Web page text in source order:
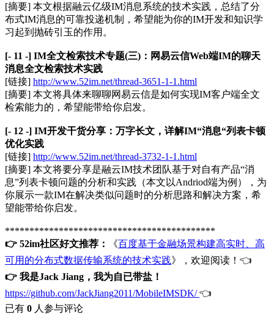
[摘要] 本文根据融云亿级IM消息系统的技术实践，总结了分
布式IM消息的可靠投递机制，希望能为你的IM开发和知识学
习起到抛砖引玉的作用。
[- 11 -] IM全文检索技术专题(三)：网易云信Web端IM的聊天
消息全文检索技术实践
[链接] http://www.52im.net/thread-3651-1-1.html
[摘要] 本文将具体来聊聊网易云信是如何实现IM客户端全文
检索能力的，希望能带给你启发。
[- 12 -] IM开发干货分享：万字长文，详解IM“消息“列表卡顿
优化实践
[链接] http://www.52im.net/thread-3732-1-1.html
[摘要] 本文将要分享是融云IM技术团队基于对自有产品“消
息”列表卡顿问题的分析和实践（本文以Andriod端为例），为
你展示一款IM在解决类似问题时的分析思路和解决方案，希
望能带给你启发。
*******************************************
👉 52im社区好文推荐：
《百度基于金融场景构建高实时、高
可用的分布式数据传输系统的技术实践》，欢迎阅读！👈
👉 我是Jack Jiang，我为自已带盐！
https://github.com/JackJiang2011/MobileIMSDK/👈
已有 0 人参与评论